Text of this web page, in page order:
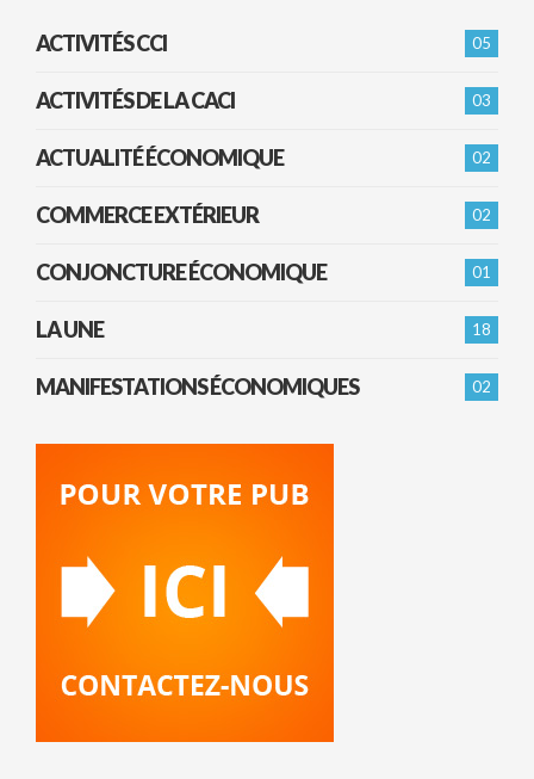
05
ACTIVITÉS CCI
03
ACTIVITÉS DE LA CACI
02
ACTUALITÉ ÉCONOMIQUE
02
COMMERCE EXTÉRIEUR
01
CONJONCTURE ÉCONOMIQUE
18
LA UNE
02
MANIFESTATIONS ÉCONOMIQUES